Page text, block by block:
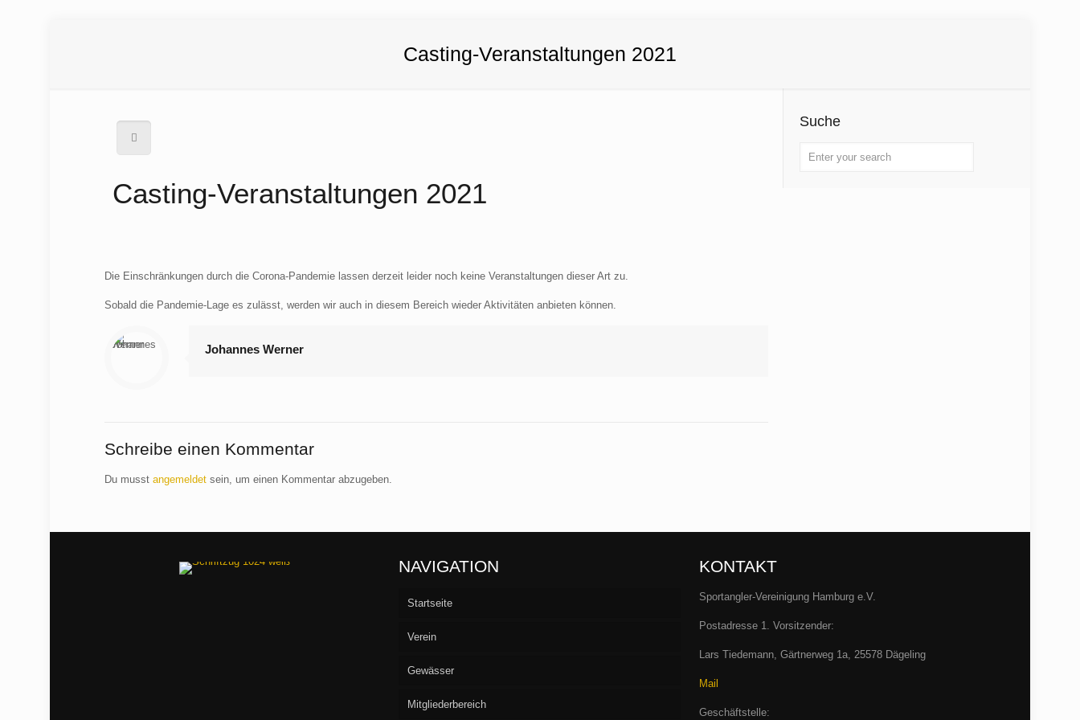
Casting-Veranstaltungen 2021
Casting-Veranstaltungen 2021
Die Einschränkungen durch die Corona-Pandemie lassen derzeit leider noch keine Veranstaltungen dieser Art zu.
Sobald die Pandemie-Lage es zulässt, werden wir auch in diesem Bereich wieder Aktivitäten anbieten können.
Johannes Werner
Schreibe einen Kommentar
Du musstangemeldet sein, um einen Kommentar abzugeben.
Suche
NAVIGATION
Startseite
Verein
Vorstand
Aufnahme
Gewässer
Seen
Mitgliederbereich
KONTAKT
Sportangler-Vereinigung Hamburg e.V.
Postadresse 1. Vorsitzender:
Lars Tiedemann, Gärtnerweg 1a, 25578 Dägeling
Mail
Geschäftstelle: